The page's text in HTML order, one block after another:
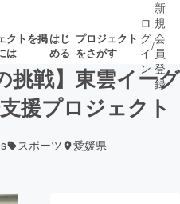
クトを掲
は
はじ
める
プロジェクト
をさがす
募集終了が近いプ
ロジェクト
ロ
グ
イ
ン
/
新
規
会
員
登
録
挑戦】東雲イーグ
援プロジェクト
スポーツ 愛媛県